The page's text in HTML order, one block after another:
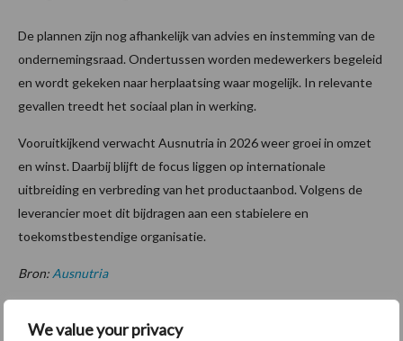
We value your privacy
De plannen zijn nog afhankelijk van advies en instemming van de
ondernemingsraad. Ondertussen worden medewerkers begeleid
en wordt gekeken naar herplaatsing waar mogelijk. In relevante
gevallen treedt het sociaal plan in werking.
Vooruitkijkend verwacht Ausnutria in 2026 weer groei in omzet
en winst. Daarbij blijft de focus liggen op internationale
uitbreiding en verbreding van het productaanbod. Volgens de
leverancier moet dit bijdragen aan een stabielere en
toekomstbestendige organisatie.
Bron: Ausnutria